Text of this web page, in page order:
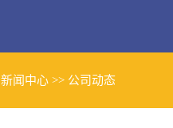
新闻中心 >> 公司动态